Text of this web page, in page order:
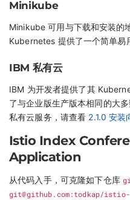
Minikube
Minikube 可用与下载和安装的
Kubernetes 提供了一个简单易
IBM 私有云
IBM 为开发者提供了其
了与企业版生产版本相同的大
私有云服务，请查看 2.1.0 安装
Istio Index
Application
从代码入手，可克隆如下仓库
git@github.com:todkap/istio-